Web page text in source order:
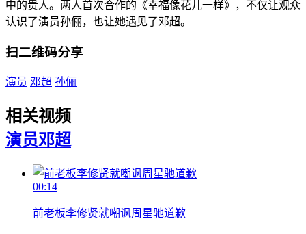
中的贵人。两人首次合作的《幸福像花儿一样》，不仅让观众
认识了演员孙俪，也让她遇见了邓超。
扫二维码分享
演员 邓超 孙俪
相关视频
演员邓超
00:14
前老板李修贤就嘲讽周星驰道歉